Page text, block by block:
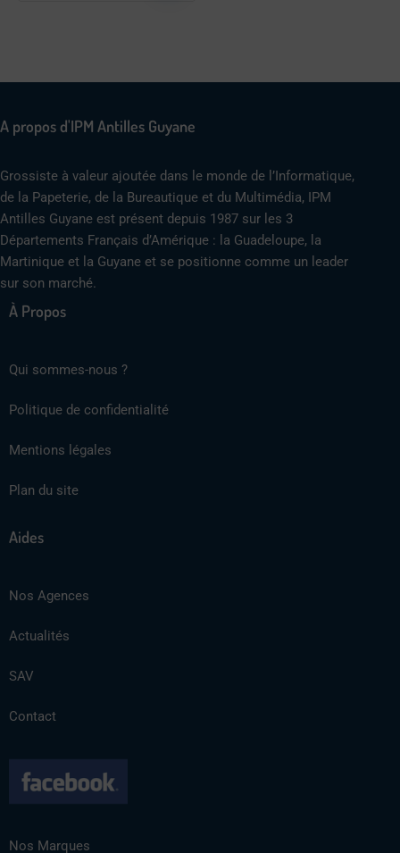
A propos d'IPM Antilles Guyane
Grossiste à valeur ajoutée dans le monde de l’Informatique,
de la Papeterie, de la Bureautique et du Multimédia, IPM
Antilles Guyane est présent depuis 1987 sur les 3
Départements Français d’Amérique : la Guadeloupe, la
Martinique et la Guyane et se positionne comme un leader
sur son marché.
À Propos
Qui sommes-nous ?
Politique de confidentialité
Mentions légales
Plan du site
Aides
Nos Agences
Actualités
SAV
Contact
Nos Marques